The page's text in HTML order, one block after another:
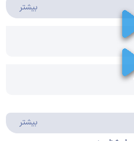
بیشتر
Video
بیشتر